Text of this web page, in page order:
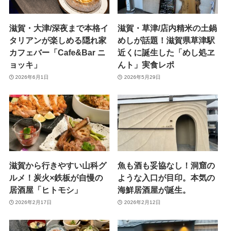
滋賀・大津/深夜まで本格イ
タリアンが楽しめる隠れ家
カフェバー「Cafe&Bar ニ
ョッキ」
2026年6月1日
滋賀・草津/店内精米の土鍋
めしが話題！滋賀県草津駅
近くに誕生した「めし処ヱ
んト」実食レポ
2026年5月29日
滋賀から行きやすい山科グ
ルメ！炭火×鉄板が自慢の
居酒屋「ヒトモシ」
2026年2月17日
魚も酒も妥協なし！洞窟の
ような入口が目印。本気の
海鮮居酒屋が誕生。
2026年2月12日